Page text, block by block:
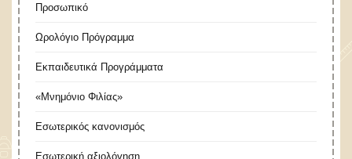
Προσωπικό
Ωρολόγιο Πρόγραμμα
Εκπαιδευτικά Προγράμματα
«Μνημόνιο Φιλίας»
Εσωτερικός κανονισμός
Εσωτερική αξιολόγηση